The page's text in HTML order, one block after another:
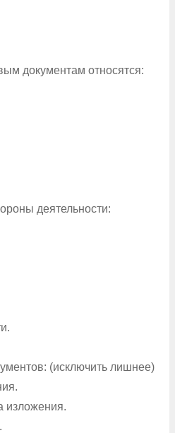
документам относятся:
деятельности:
(исключить лишнее)
изложения.